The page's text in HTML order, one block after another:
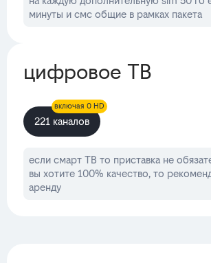
минуты и смс общие в рамках пакета
цифровое ТВ
221 каналов
включая 0 HD
если смарт ТВ то приставка не
вы хотите 100% качество, то
аренду